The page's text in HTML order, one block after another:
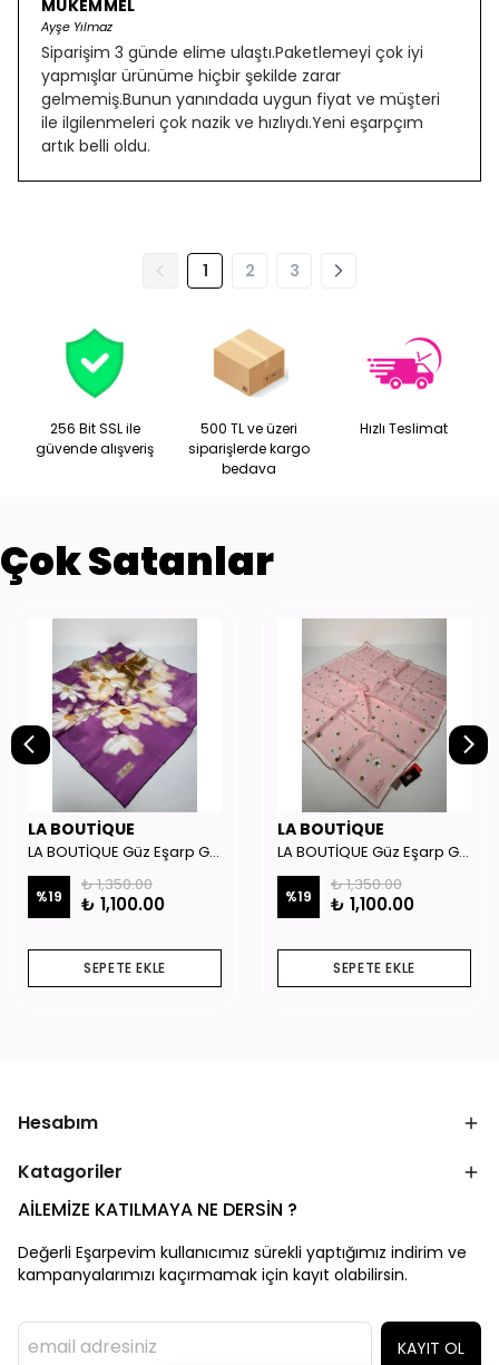
MÜKEMMEL
Ayşe Yılmaz
Siparişim 3 günde elime ulaştı.Paketlemeyi çok iyi
yapmışlar ürünüme hiçbir şekilde zarar
gelmemiş.Bunun yanındada uygun fiyat ve müşteri
ile ilgilenmeleri çok nazik ve hızlıydı.Yeni eşarpçım
artık belli oldu.
1 2 3
256 Bit SSL ile
güvende alışveriş
500 TL ve üzeri
siparişlerde kargo
bedava
Hızlı Teslimat
Çok Satanlar
LA BOUTİQUE
LA BOUTİQUE Güz Eşarp GYSE262908
%19
₺ 1,350.00
₺ 1,100.00
SEPETE EKLE
LA BOUTİQUE
LA BOUTİQUE Güz Eşarp GYSE130804
%19
₺ 1,350.00
₺ 1,100.00
SEPETE EKLE
Hesabım
Katagoriler
AİLEMİZE KATILMAYA NE DERSİN ?
Değerli Eşarpevim kullanıcımız sürekli yaptığımız indirim ve
kampanyalarımızı kaçırmamak için kayıt olabilirsin.
KAYIT OL